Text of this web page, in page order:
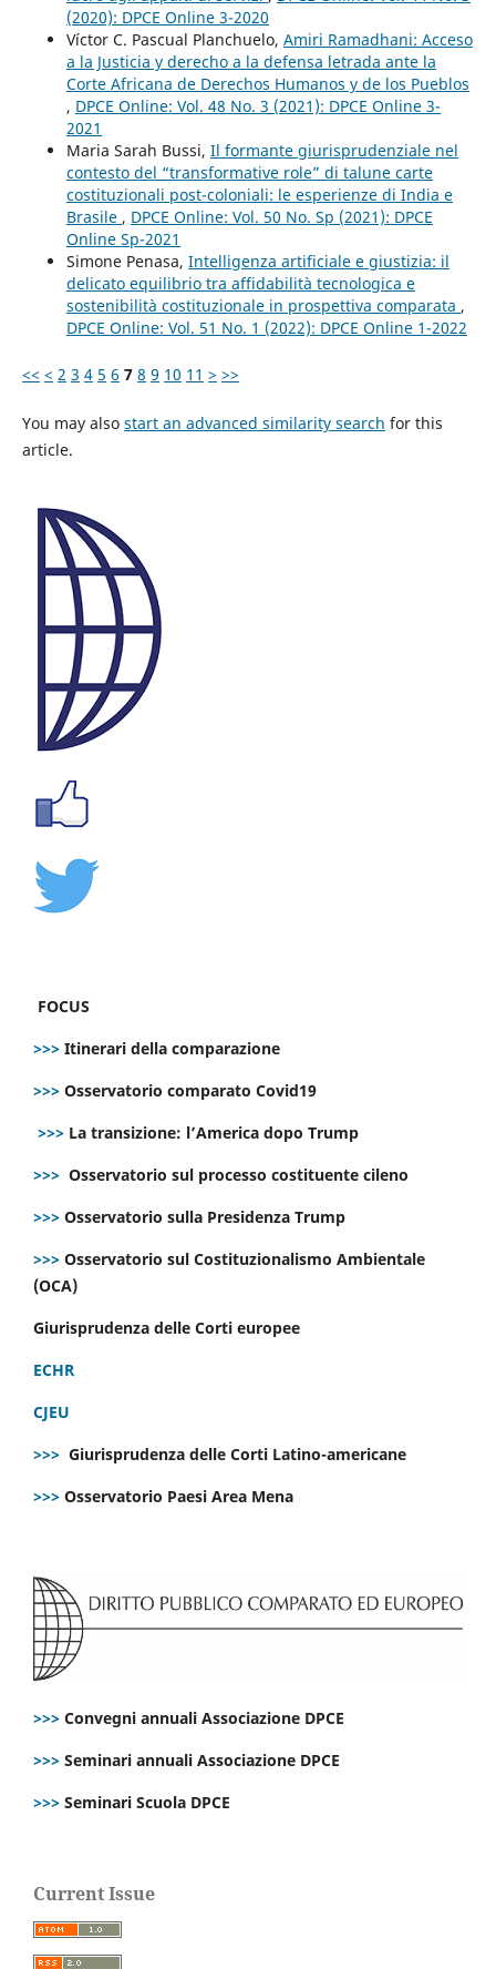
(2020): DPCE Online 3-2020
Víctor C. Pascual Planchuelo, Amiri Ramadhani: Acceso
a la Justicia y derecho a la defensa letrada ante la
Corte Africana de Derechos Humanos y de los Pueblos
, DPCE Online: Vol. 48 No. 3 (2021): DPCE Online 3-
2021
Maria Sarah Bussi, Il formante giurisprudenziale nel
contesto del “transformative role” di talune carte
costituzionali post-coloniali: le esperienze di India e
Brasile , DPCE Online: Vol. 50 No. Sp (2021): DPCE
Online Sp-2021
Simone Penasa, Intelligenza artificiale e giustizia: il
delicato equilibrio tra affidabilità tecnologica e
sostenibilità costituzionale in prospettiva comparata ,
DPCE Online: Vol. 51 No. 1 (2022): DPCE Online 1-2022
<< < 2 3 4 5 6 7 8 9 10 11 > >>
You may also start an advanced similarity search for this
article.
FOCUS
>>> Itinerari della comparazione
>>> Osservatorio comparato Covid19
>>> La transizione: l’America dopo Trump
>>> Osservatorio sul processo costituente cileno
>>> Osservatorio sulla Presidenza Trump
>>> Osservatorio sul Costituzionalismo Ambientale
(OCA)
Giurisprudenza delle Corti europee
ECHR
CJEU
>>> Giurisprudenza delle Corti Latino-americane
>>> Osservatorio Paesi Area Mena
>>> Convegni annuali Associazione DPCE
>>> Seminari annuali Associazione DPCE
>>> Seminari Scuola DPCE
Current Issue